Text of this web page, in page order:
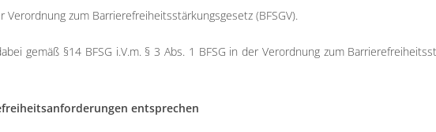
zum Barrierefreiheitsstärkungsgesetz (BFSGV).
gemäß §14 BFSG i.V.m. § 3 Abs. 1 BFSG in der Verordnung zum
entsprechen